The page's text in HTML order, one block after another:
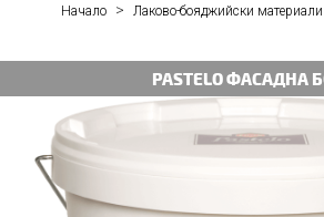
Начало Лаково-бояджийски материали
PASTELO ФАСАДНА